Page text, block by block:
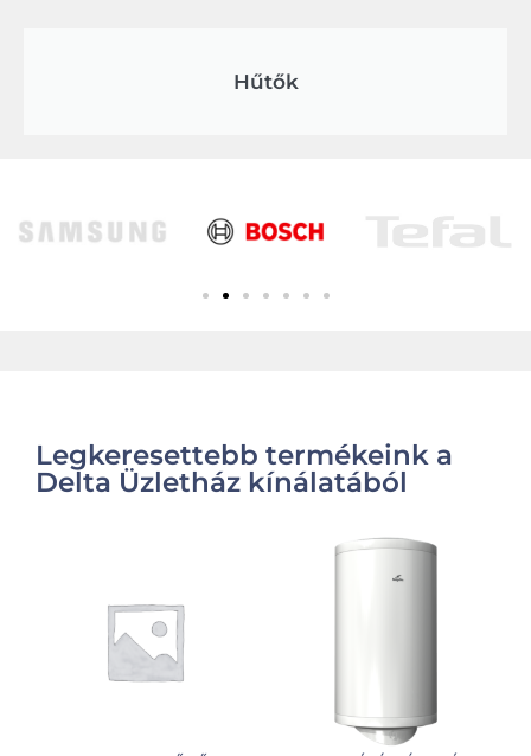
Hűtők
Legkeresettebb termékeink a
Delta Üzletház kínálatából